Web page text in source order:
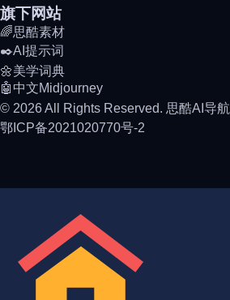
旗下网站
🌈思酷素材
✒️AI提示词
🌼美学词典
🤖中文Midjourney
© 2026 All Rights Reserved. 思酷AI导航
鄂ICP备2021020770号-2